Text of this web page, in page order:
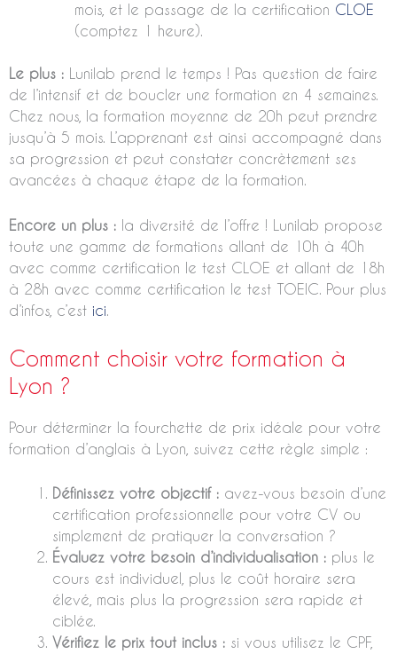
mois, et le passage de la certification CLOE
(comptez 1 heure).
Le plus : Lunilab prend le temps ! Pas question de faire
de l’intensif et de boucler une formation en 4 semaines.
Chez nous, la formation moyenne de 20h peut prendre
jusqu’à 5 mois. L’apprenant est ainsi accompagné dans
sa progression et peut constater concrètement ses
avancées à chaque étape de la formation.
Encore un plus : la diversité de l’offre ! Lunilab propose
toute une gamme de formations allant de 10h à 40h
avec comme certification le test CLOE et allant de 18h
à 28h avec comme certification le test TOEIC. Pour plus
d’infos, c’est ici
Comment choisir votre formation à
Lyon ?
Pour déterminer la fourchette de prix idéale pour votre
formation d’anglais à Lyon, suivez cette règle simple :
Définissez votre objectif : avez-vous besoin d’une
certification professionnelle pour votre CV ou
simplement de pratiquer la conversation ?
Évaluez votre besoin d’individualisation : plus le
cours est individuel, plus le coût horaire sera
élevé, mais plus la progression sera rapide et
ciblée.
Vérifiez le prix tout inclus : si vous utilisez le CPF,